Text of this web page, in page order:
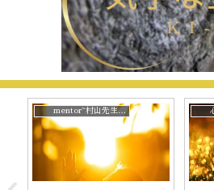
mentor~村山先生と。 心